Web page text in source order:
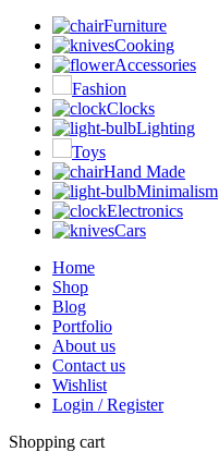
Furniture
Cooking
Accessories
Fashion
Clocks
Lighting
Toys
Hand Made
Minimalism
Electronics
Cars
Home
Shop
Blog
Portfolio
About us
Contact us
Wishlist
Login / Register
Shopping cart